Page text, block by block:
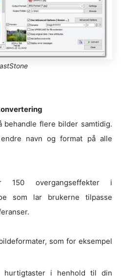
behandle flere bilder samtidig.
navn og format på alle
150 overgangseffekter i
som lar brukerne tilpasse
som for eksempel
hurtigtaster i henhold til din